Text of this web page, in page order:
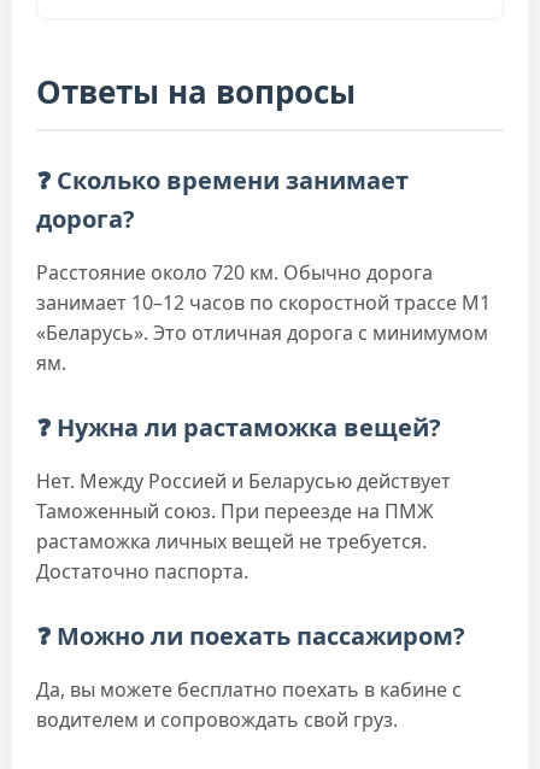
Ответы на вопросы
❓ Сколько времени занимает
дорога?
Расстояние около 720 км. Обычно дорога
занимает 10–12 часов по скоростной трассе М1
«Беларусь». Это отличная дорога с минимумом
ям.
❓ Нужна ли растаможка вещей?
Нет. Между Россией и Беларусью действует
Таможенный союз. При переезде на ПМЖ
растаможка личных вещей не требуется.
Достаточно паспорта.
❓ Можно ли поехать пассажиром?
Да, вы можете бесплатно поехать в кабине с
водителем и сопровождать свой груз.